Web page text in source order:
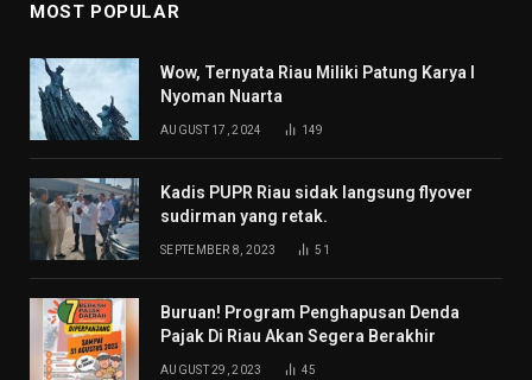
MOST POPULAR
Wow, Ternyata Riau Miliki Patung Karya I
Nyoman Nuarta
AUGUST 17, 2024 149
Kadis PUPR Riau sidak langsung flyover
sudirman yang retak.
SEPTEMBER 8, 2023 51
Buruan! Program Penghapusan Denda
Pajak Di Riau Akan Segera Berakhir
AUGUST 29, 2023 45